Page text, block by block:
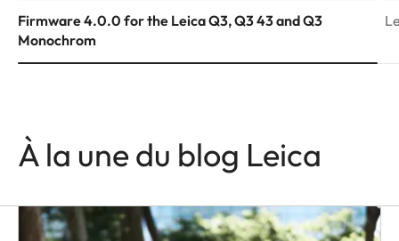
Firmware 4.0.0 for the Leica Q3, Q3 43 and Q3
Monochrom
À la une du blog Leica